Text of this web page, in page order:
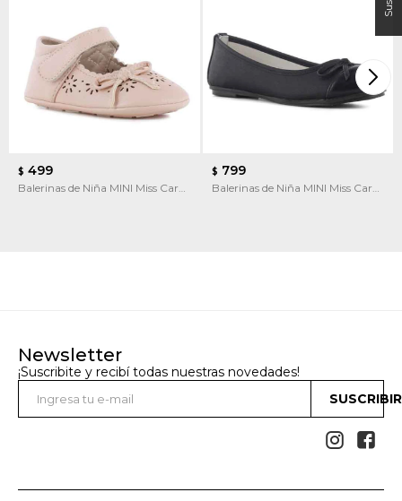
$ 499
Balerinas de Niña MINI Miss Carol
$ 799
Balerinas de Niña MINI Miss Carol
Newsletter
¡Suscribite y recibí todas nuestras novedades!
 